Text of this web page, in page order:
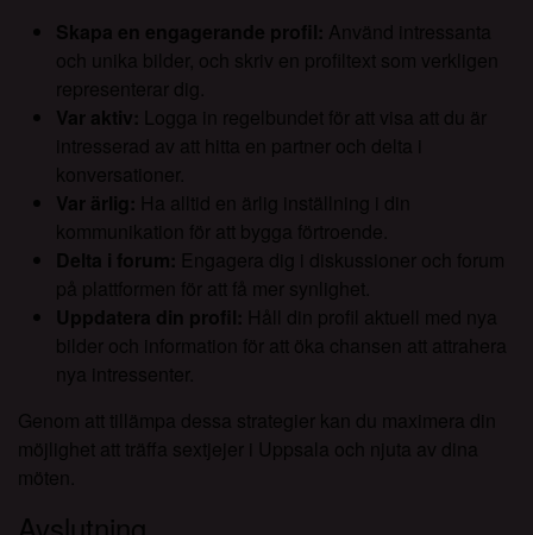
Skapa en engagerande profil: Använd intressanta
och unika bilder, och skriv en profiltext som verkligen
representerar dig.
Var aktiv: Logga in regelbundet för att visa att du är
intresserad av att hitta en partner och delta i
konversationer.
Var ärlig: Ha alltid en ärlig inställning i din
kommunikation för att bygga förtroende.
Delta i forum: Engagera dig i diskussioner och forum
på plattformen för att få mer synlighet.
Uppdatera din profil: Håll din profil aktuell med nya
bilder och information för att öka chansen att attrahera
nya intressenter.
Genom att tillämpa dessa strategier kan du maximera din
möjlighet att träffa sextjejer i Uppsala och njuta av dina
möten.